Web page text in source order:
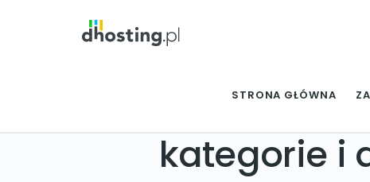
STRONA GŁÓWNA
kategorie i